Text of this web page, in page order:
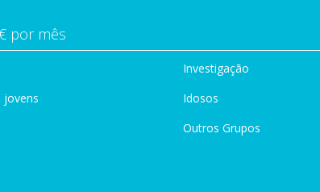
por mês
jovens
Investigação
Idosos
Outros Grupos